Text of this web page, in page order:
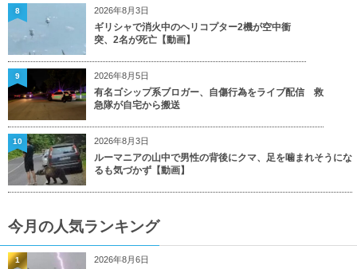
2026年8月3日
ギリシャで消火中のヘリコプター2機が空中衝
突、2名が死亡【動画】
8
2026年8月5日
有名ゴシップ系ブロガー、自傷行為をライブ配信 救
急隊が自宅から搬送
9
2026年8月3日
ルーマニアの山中で男性の背後にクマ、足を噛まれそうにな
るも気づかず【動画】
10
今月の人気ランキング
2026年8月6日
1